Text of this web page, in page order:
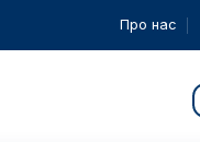
Про нас